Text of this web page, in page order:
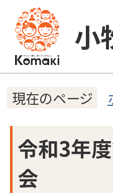
小
現在のページ
令和3年
会